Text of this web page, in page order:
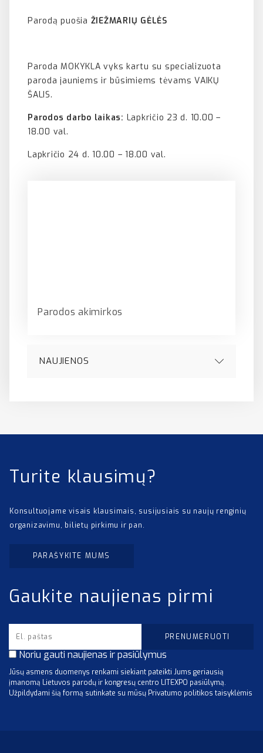
Parodą puošia ŽIEŽMARIŲ GĖLĖS
Paroda MOKYKLA vyks kartu su specializuota
paroda jauniems ir būsimiems tėvams VAIKŲ
ŠALIS.
Parodos darbo laikas: Lapkričio 23 d. 10.00 –
18.00 val.
Lapkričio 24 d. 10.00 – 18.00 val.
Parodos akimirkos
NAUJIENOS
Turite klausimų?
Konsultuojame visais klausimais, susijusiais su naujų renginių
organizavimu, bilietų pirkimu ir pan.
PARAŠYKITE MUMS
Gaukite naujienas pirmi
Noriu gauti naujienas ir pasiūlymus
Jūsų asmens duomenys renkami siekiant pateikti Jums geriausią
įmanomą Lietuvos parodų ir kongresų centro LITEXPO pasiūlymą.
Užpildydami šią formą sutinkate su mūsų Privatumo politikos taisyklėmis